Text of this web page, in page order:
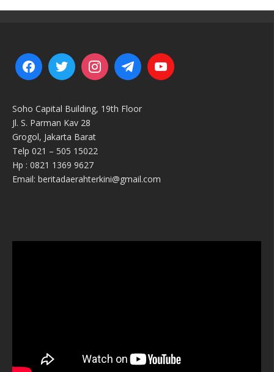
Soho Capital Building, 19th Floor
Jl. S. Parman Kav 28
Grogol, Jakarta Barat
Telp 021 – 505 15022
Hp : 0821 1369 9627
Email: beritadaerahterkini@gmail.com